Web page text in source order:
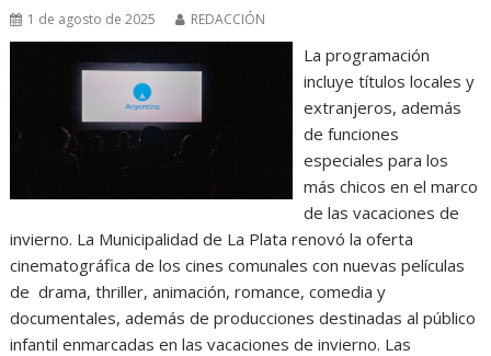
1 de agosto de 2025 REDACCIÓN
La programación
incluye títulos locales y
extranjeros, además
de funciones
especiales para los
más chicos en el marco
de las vacaciones de
invierno. La Municipalidad de La Plata renovó la oferta
cinematográfica de los cines comunales con nuevas películas
de drama, thriller, animación, romance, comedia y
documentales, además de producciones destinadas al público
infantil enmarcadas en las vacaciones de invierno. Las